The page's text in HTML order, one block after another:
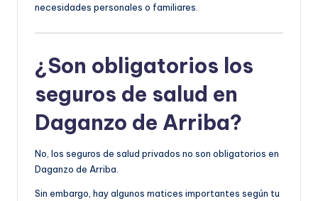
necesidades personales o familiares.
¿Son obligatorios los
seguros de salud en
Daganzo de Arriba?
No, los seguros de salud privados no son obligatorios en
Daganzo de Arriba.
Sin embargo, hay algunos matices importantes según tu